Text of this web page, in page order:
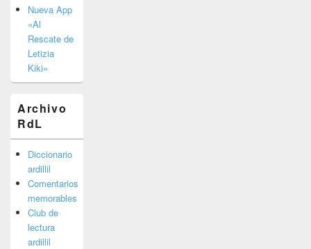
Nueva App
«Al
Rescate de
Letizia
Kiki»
Archivo
RdL
Diccionario
ardillil
Comentarios
memorables
Club de
lectura
ardillil